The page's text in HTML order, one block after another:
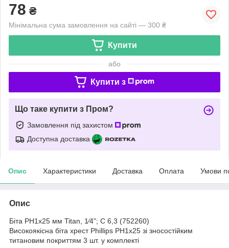
78 ₴
Мінімальна сума замовлення на сайті — 300 ₴
Купити
або
Купити з
Що таке купити з Пром?
Замовлення під захистом
Доступна доставка
Опис Характеристики Доставка Оплата Умови
Опис
Біта PH1х25 мм Titan, 1⁄4"; С 6,3 (752260)
Високоякісна біта хрест Phillips PH1x25 зі зносостійким
титановим покриттям 3 шт. у комплекті